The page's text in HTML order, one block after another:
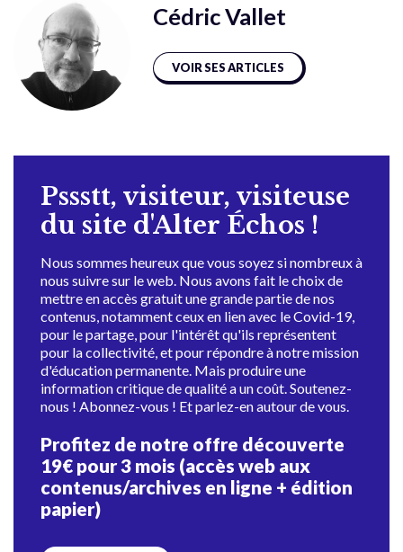
Cédric Vallet
VOIR SES ARTICLES
Pssstt, visiteur, visiteuse
du site d'Alter Échos !
Nous sommes heureux que vous soyez si nombreux à
nous suivre sur le web. Nous avons fait le choix de
mettre en accès gratuit une grande partie de nos
contenus, notamment ceux en lien avec le Covid-19,
pour le partage, pour l'intérêt qu'ils représentent
pour la collectivité, et pour répondre à notre mission
d'éducation permanente. Mais produire une
information critique de qualité a un coût. Soutenez-
nous ! Abonnez-vous ! Et parlez-en autour de vous.
Profitez de notre offre découverte
19€ pour 3 mois (accès web aux
contenus/archives en ligne + édition
papier)